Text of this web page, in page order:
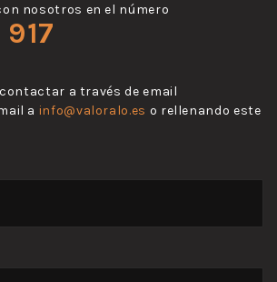
nosotros en el número
contactar a través de email
a info@valoralo.es o rellenando este